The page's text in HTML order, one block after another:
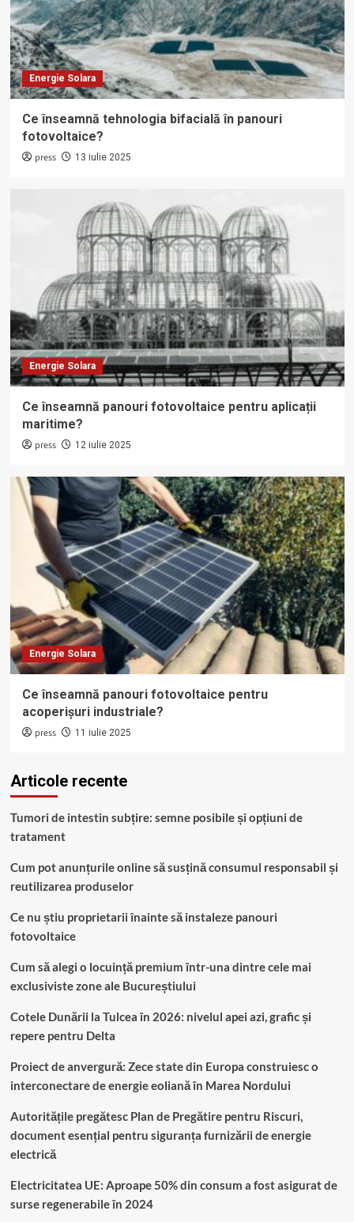
Energie Solara
Ce înseamnă tehnologia bifacială în panouri
fotovoltaice?
press 13 iulie 2025
Energie Solara
Ce înseamnă panouri fotovoltaice pentru aplicații
maritime?
press 12 iulie 2025
Energie Solara
Ce înseamnă panouri fotovoltaice pentru
acoperișuri industriale?
press 11 iulie 2025
Articole recente
Tumori de intestin subțire: semne posibile și opțiuni de
tratament
Cum pot anunțurile online să susțină consumul responsabil și
reutilizarea produselor
Ce nu știu proprietarii înainte să instaleze panouri
fotovoltaice
Cum să alegi o locuință premium într-una dintre cele mai
exclusiviste zone ale Bucureștiului
Cotele Dunării la Tulcea în 2026: nivelul apei azi, grafic și
repere pentru Delta
Proiect de anvergură: Zece state din Europa construiesc o
interconectare de energie eoliană în Marea Nordului
Autoritățile pregătesc Plan de Pregătire pentru Riscuri,
document esențial pentru siguranța furnizării de energie
electrică
Electricitatea UE: Aproape 50% din consum a fost asigurat de
surse regenerabile în 2024